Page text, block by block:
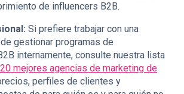
de influencers B2B.
Si prefiere trabajar con una
gestionar programas de
internamente, consulte nuestra lista
mejores agencias de marketing de
perfiles de clientes y